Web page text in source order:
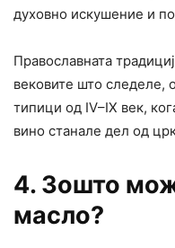
духовно искушение и
Православната
вековите што следеле,
типици од IV–IX век,
вино станале дел од
4. Зошто
масло?